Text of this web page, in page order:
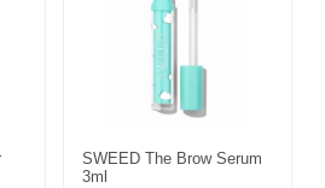
SWEED The Brow Serum
3ml